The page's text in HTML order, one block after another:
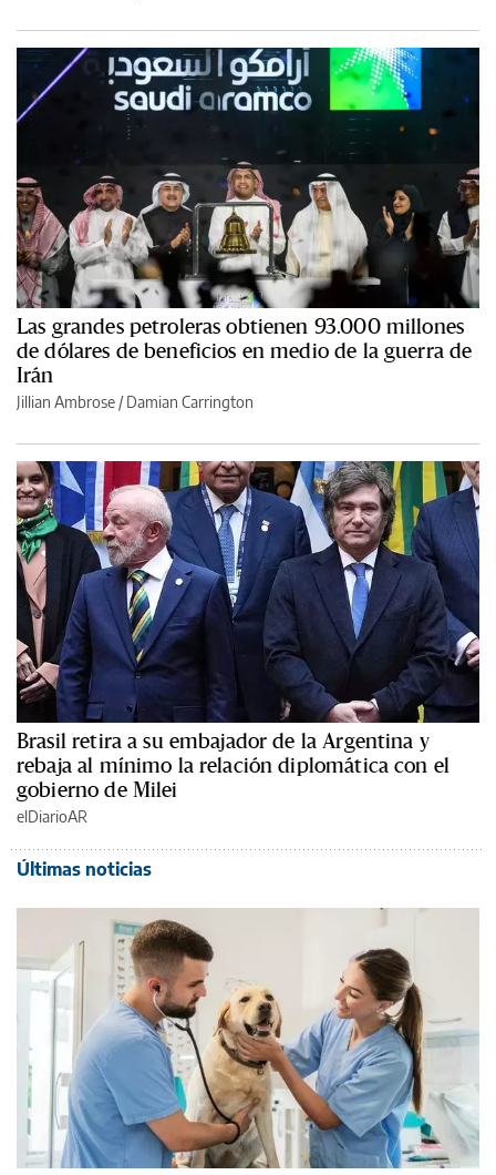
Las grandes petroleras obtienen 93.000 millones
de dólares de beneficios en medio de la guerra de
Irán
Jillian Ambrose / Damian Carrington
Brasil retira a su embajador de la Argentina y
rebaja al mínimo la relación diplomática con el
gobierno de Milei
elDiarioAR
Últimas noticias